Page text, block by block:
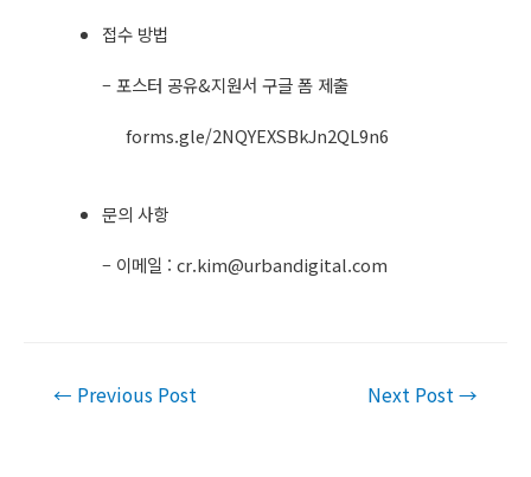
접수 방법
– 포스터 공유&지원서 구글 폼 제출
forms.gle/2NQYEXSBkJn2QL9n6
문의 사항
– 이메일 : cr.kim@urbandigital.com
Post
← Previous Post Next Post →